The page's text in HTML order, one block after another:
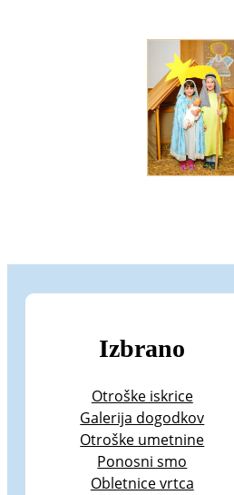
Izbrano
Otroške iskrice
Galerija dogodkov
Otroške umetnine
Ponosni smo
Obletnice vrtca